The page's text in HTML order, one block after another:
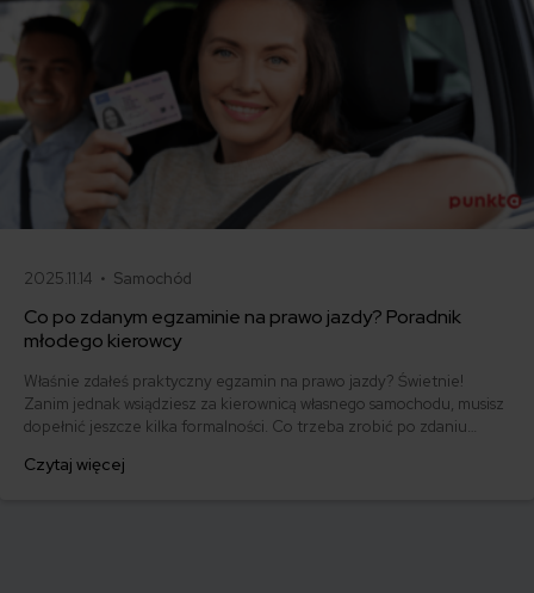
2025.11.14 • Samochód
Co po zdanym egzaminie na prawo jazdy? Poradnik
młodego kierowcy
Właśnie zdałeś praktyczny egzamin na prawo jazdy? Świetnie!
Zanim jednak wsiądziesz za kierownicą własnego samochodu, musisz
dopełnić jeszcze kilka formalności. Co trzeba zrobić po zdaniu
którym szybko załatwisz sprawy urzędowe i będziesz mógł prowadzić
Czytaj więcej